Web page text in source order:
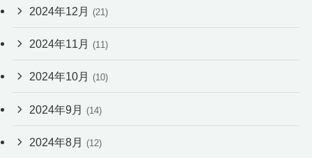
2024年12月 (21)
2024年11月 (11)
2024年10月 (10)
2024年9月 (14)
2024年8月 (12)